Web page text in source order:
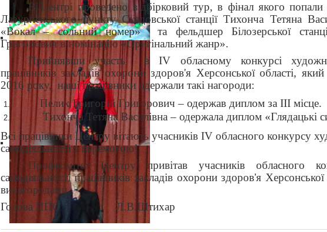
В Центрі проведено відбірковий тур, в фінал якого
Лазурненського пункту Скадовської станції Тихонча Тетяна
«Вокал – сольний номер» та фельдшер Білозерської
Григорович в номінацію «Оригінальний жанр».
Прийнявши участь в IV обласному конкурсі
працівників закладів охорони здоров'я Херсонської області,
2016 року, наші працівники одержали такі нагороди:
Пелих Григорій Григорович – одержав диплом за ІІІ місце.
Тихонча Тетяна Василівна – одержала диплом «Глядацькі
Всі працівники Центру вітають учасників IV обласного конкурсу
самодіяльності з перемогою!
Профкомітет Центру привітав учасників обласного
самодіяльності працівників закладів охорони здоров'я
винагородами.
Голова ППО Л.В.Штихар